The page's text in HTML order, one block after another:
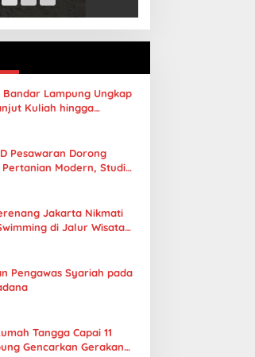
Bandar Lampung Ungkap
Kuliah hingga
Pesawaran Dorong
Pertanian Modern, Studi
Tengah
Jakarta Nikmati
di Jalur Wisata
Pengawas Syariah pada
Tangga Capai 11
Gencarkan Gerakan